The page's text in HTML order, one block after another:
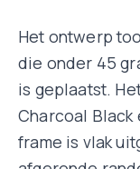
Het ontwerp
die onder 45
is geplaatst.
Charcoal Black
frame is vlak